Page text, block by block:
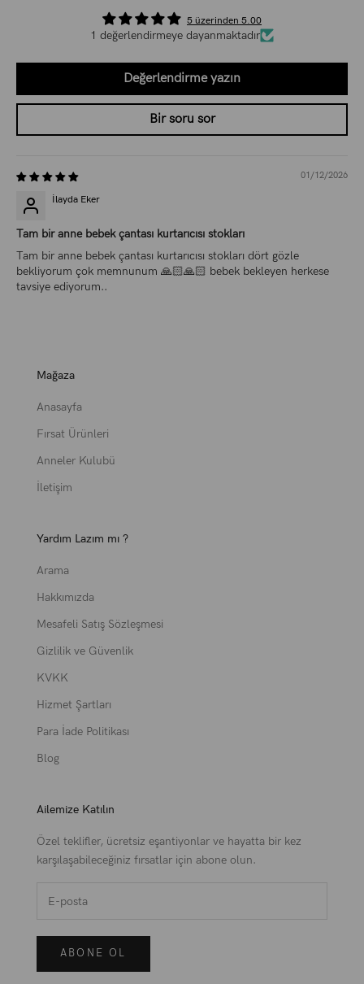
5 üzerinden 5.00
1 değerlendirmeye dayanmaktadır
Değerlendirme yazın
Bir soru sor
01/12/2026
İlayda Eker
Tam bir anne bebek çantası kurtarıcısı stokları
Tam bir anne bebek çantası kurtarıcısı stokları dört gözle
bekliyorum çok memnunum 🙏🏻🙏🏻 bebek bekleyen herkese
tavsiye ediyorum..
Mağaza
Anasayfa
Fırsat Ürünleri
Anneler Kulubü
İletişim
Yardım Lazım mı ?
Arama
Hakkımızda
Mesafeli Satış Sözleşmesi
Gizlilik ve Güvenlik
KVKK
Hizmet Şartları
Para İade Politikası
Blog
Ailemize Katılın
Özel teklifler, ücretsiz eşantiyonlar ve hayatta bir kez
karşılaşabileceğiniz fırsatlar için abone olun.
ABONE OL